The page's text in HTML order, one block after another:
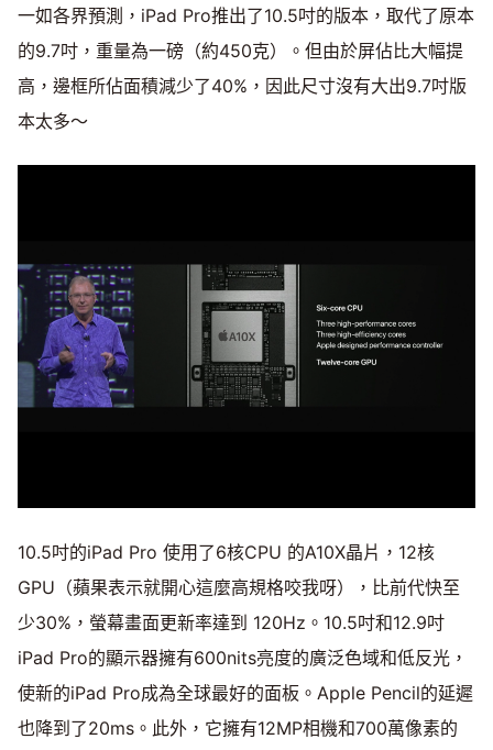
一如各界預測，iPad Pro推出了10.5吋的版本，取代了原本
的9.7吋，重量為一磅（約450克）。但由於屏佔比大幅提
高，邊框所佔面積減少了40%，因此尺寸沒有大出9.7吋版
本太多～
10.5吋的iPad Pro 使用了6核CPU 的A10X晶片，12核
GPU（蘋果表示就開心這麼高規格咬我呀），比前代快至
少30%，螢幕畫面更新率達到 120Hz。10.5吋和12.9吋
iPad Pro的顯示器擁有600nits亮度的廣泛色域和低反光，
使新的iPad Pro成為全球最好的面板。Apple Pencil的延遲
也降到了20ms。此外，它擁有12MP相機和700萬像素的